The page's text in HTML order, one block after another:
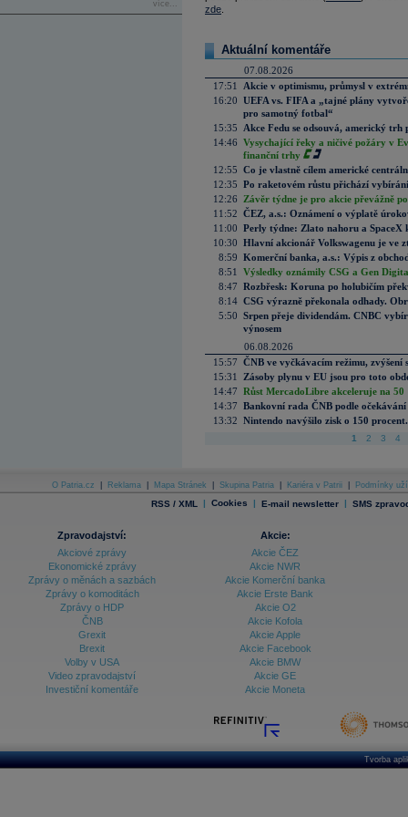
více...
zde
Aktuální komentáře
07.08.2026
17:51
Akcie v optimismu, průmysl v
16:20 UEFA vs. FIFA a „tajné plány
pro samotný fotbal“
15:35
Akce Fedu se odsouvá, americký
14:46 Vysychající řeky a ničivé požáry v
finanční trhy
12:55 Co je vlastně cílem americké
12:35 Po raketovém růstu přichází
12:26
Závěr týdne je pro akcie převážně
11:52 ČEZ, a.s.: Oznámení o výplatě
11:00 Perly týdne: Zlato nahoru a SpaceX
10:30 Hlavní akcionář Volkswagenu je ve
8:59 Komerční banka, a.s.: Výpis z
8:51
Výsledky oznámily CSG a Gen
8:47 Rozbřesk: Koruna po holubičím
8:14 CSG výrazně překonala odhady.
5:50 Srpen přeje dividendám. CNBC
výnosem
06.08.2026
15:57 ČNB ve vyčkávacím režimu, zvýšení
15:31
Zásoby plynu v EU jsou pro toto
14:47 Růst MercadoLibre akceleruje na
14:37 Bankovní rada ČNB podle
13:32 Nintendo navýšilo zisk o 150
1 2 3 4
O Patria.cz Reklama Mapa Stránek Skupina Patria Kariéra v Patrii Podmínky
RSS / XML | Cookies | E-mail newsletter | SMS
Zpravodajství:
Akciové zprávy
Ekonomické zprávy
Zprávy o měnách a sazbách
Zprávy o komoditách
Zprávy o HDP
ČNB
Grexit
Brexit
Volby v USA
Video zpravodajství
Investiční komentáře
Akcie:
Akcie ČEZ
Akcie NWR
Akcie Komerční banka
Akcie Erste Bank
Akcie O2
Akcie Kofola
Akcie Apple
Akcie Facebook
Akcie BMW
Akcie GE
Akcie Moneta
Tvorba